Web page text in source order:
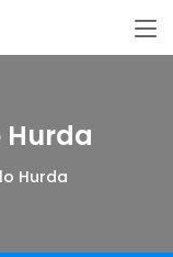
Hurda
Hurda